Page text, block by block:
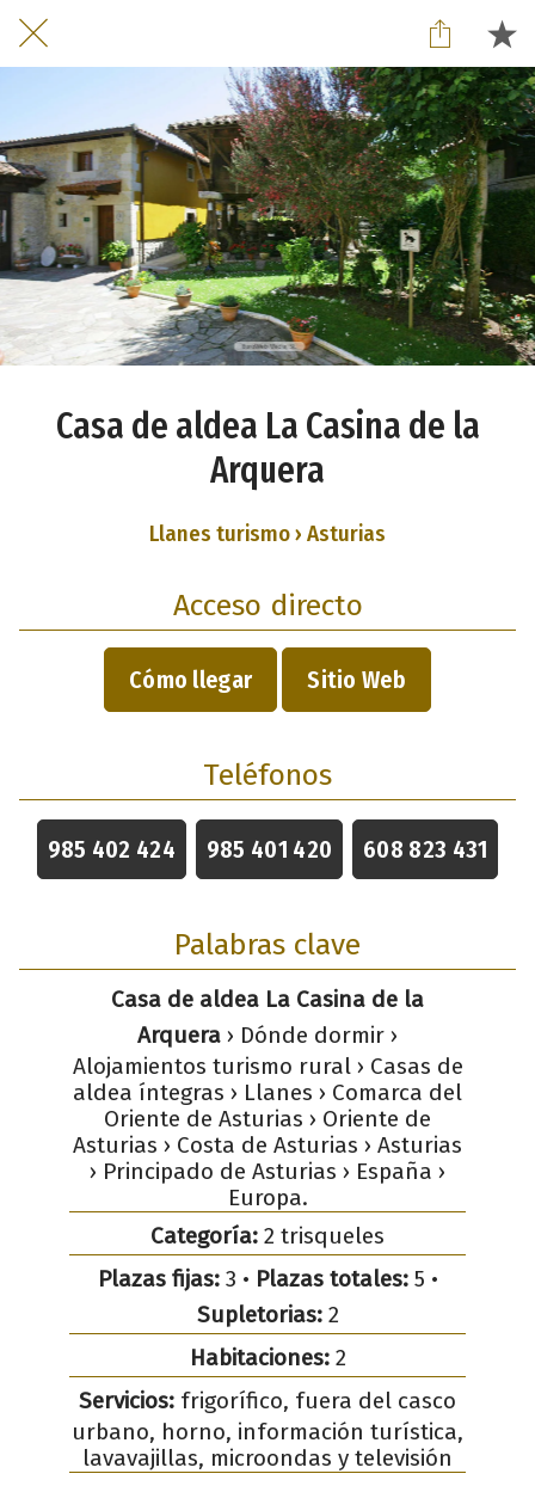
Casa de aldea La Casina de la
Arquera
Llanes turismo › Asturias
Acceso directo
Cómo llegar Sitio Web
Teléfonos
985 402 424 985 401 420 608 823 431
Palabras clave
Casa de aldea La Casina de la
Arquera › Dónde dormir ›
Alojamientos turismo rural › Casas de
aldea íntegras › Llanes › Comarca del
Oriente de Asturias › Oriente de
Asturias › Costa de Asturias › Asturias
› Principado de Asturias › España ›
Europa.
Categoría: 2 trisqueles
Plazas fijas:3 • Plazas totales:5 •
Supletorias:2
Habitaciones:2
Servicios: frigorífico, fuera del casco
urbano, horno, información turística,
lavavajillas, microondas y televisión